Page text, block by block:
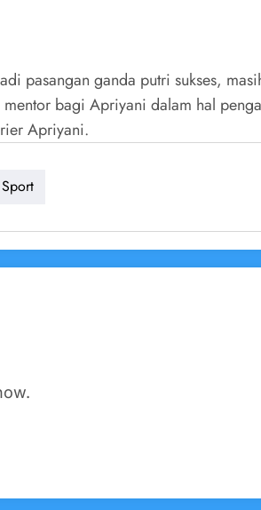
pasangan ganda putri sukses,
bagi Apriyani dalam hal
Apriyani.
Sport